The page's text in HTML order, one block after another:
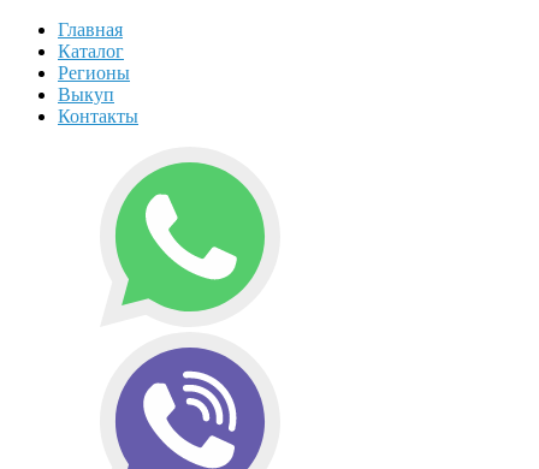
Главная
Каталог
Регионы
Выкуп
Контакты